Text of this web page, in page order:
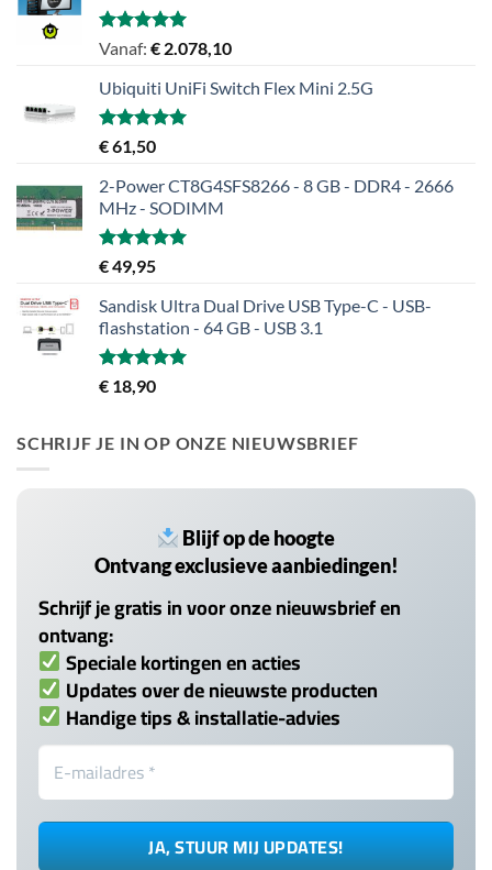
Gewaardeerd
Vanaf: € 2.078,10
Ubiquiti UniFi Switch Flex Mini 2.5G
Gewaardeerd
uit 5
€61,50
2-Power CT8G4SFS8266 - 8 GB - DDR4 - 2666
MHz - SODIMM
Gewaardeerd
uit 5
€49,95
Sandisk Ultra Dual Drive USB Type-C - USB-
flashstation - 64 GB - USB 3.1
Gewaardeerd
uit 5
€ 18,90
SCHRIJF JE IN OP ONZE NIEUWSBRIEF
Blijf op de hoogte
Ontvang exclusieve aanbiedingen!
Schrijf je gratis in voor onze nieuwsbrief en
ontvang:
Speciale kortingen en acties
Updates over de nieuwste producten
Handige tips & installatie-advies